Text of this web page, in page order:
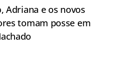
Adriana e os novos
tomam posse em